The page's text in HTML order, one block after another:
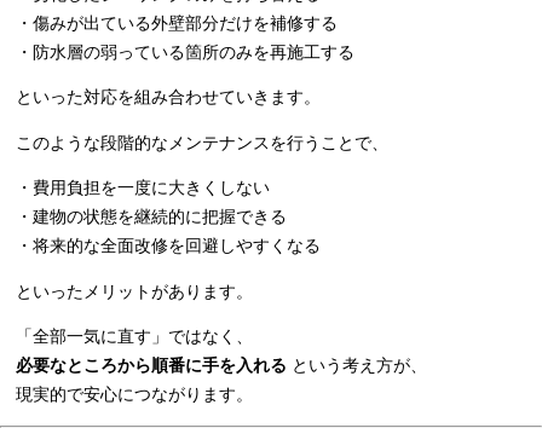
・傷みが出ている外壁部分だけを補修する
・防水層の弱っている箇所のみを再施工する
といった対応を組み合わせていきます。
このような段階的なメンテナンスを行うことで、
・費用負担を一度に大きくしない
・建物の状態を継続的に把握できる
・将来的な全面改修を回避しやすくなる
といったメリットがあります。
「全部一気に直す」ではなく、
必要なところから順番に手を入れる という考え方が、
現実的で安心につながります。